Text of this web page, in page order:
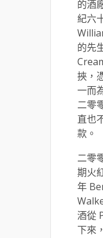
的酒
紀六
的先
挾，
一而
二零
直也
款。
二零
期火
年
酒從
下來